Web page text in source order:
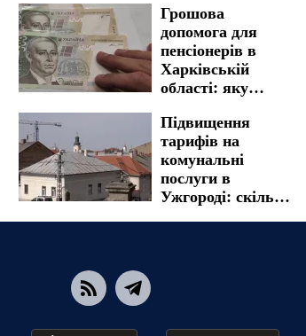
графіків
відключення на 7
серпня
Грошова
допомога для
пенсіонерів в
Харківській
області: яку
необхідно пройти
для отримання
виплат
Підвищення
тарифів на
комунальні
послуги в
Ужгороді: скільки